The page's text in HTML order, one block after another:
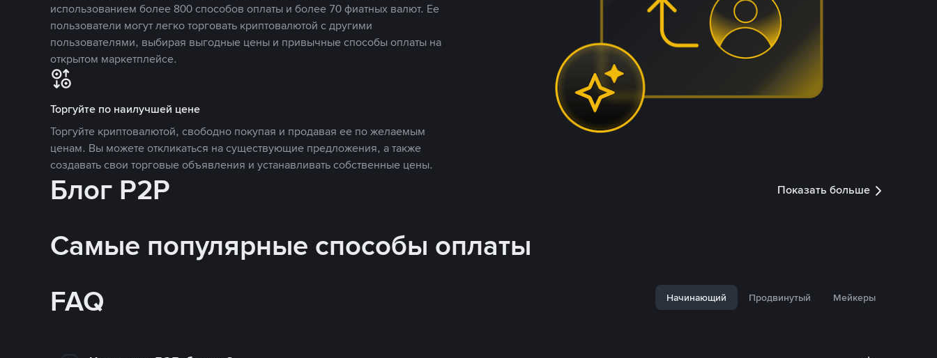
использованием более 800 способов оплаты и более 70 фиатных валют. Ее
пользователи могут легко торговать криптовалютой с другими
пользователями, выбирая выгодные цены и привычные способы оплаты на
открытом маркетплейсе.
Торгуйте по наилучшей цене
Торгуйте криптовалютой, свободно покупая и продавая ее по желаемым
ценам. Вы можете откликаться на существующие предложения, а также
создавать свои торговые объявления и устанавливать собственные цены.
Блог P2P Показать больше
Самые популярные способы оплаты
FAQ
Начинающий Продвинутый Мейкеры